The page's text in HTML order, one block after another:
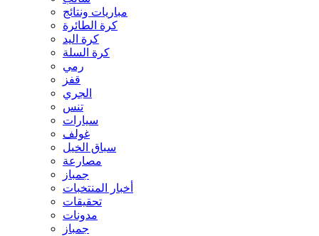
مباريات ونتائج
كرة الطائرة
كرة اليد
كرة السلة
رمي
قفز
الجري
تنس
سيارات
غولف
سباق الخيل
مصارعة
جمباز
أخبار المنتخبات
تحقيقات
مدونات
جمباز